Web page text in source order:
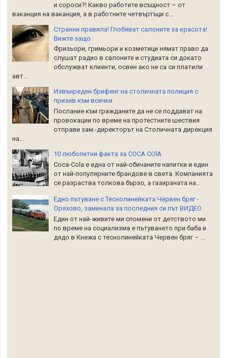
и сороси?! Какво работите всъщност – от
ваканция на ваканция, а в работните четвъртъци с...
Странни правила! Глобяват салоните за красота!
Вижте защо
Фризьори, гримьори и козметици нямат право да
слушат радио в салоните и студиата си докато
обслужват клиенти, освен ако не са си платили
авт...
Извънреден брифинг на столичната полиция с
призив към всички
Послание към гражданите да не се поддават на
провокации по време на протестните шествия
отправи зам.-директорът на Столичната дирекция
на...
10 любопитни факта за COCA COlA
Coca-Cola е една от най-обичаните напитки и един
от най-популярните брандове в света. Компанията
се разраства толкова бързо, а газираната на...
Едно пътуване с Теснолинейката Червен бряг -
Оряхово, заминала за последния си път ВИДЕО
Един от най-живите ми спомени от детството ми
по време на социализма е пътуването при баба и
дядо в Кнежа с теснолинейката Червен бряг – ...